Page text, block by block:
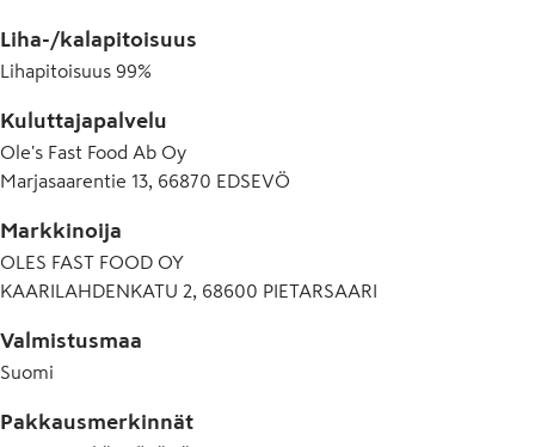
Liha-/kalapitoisuus
Lihapitoisuus 99%
Kuluttajapalvelu
Ole's Fast Food Ab Oy
Marjasaarentie 13, 66870 EDSEVÖ
Markkinoija
OLES FAST FOOD OY
KAARILAHDENKATU 2, 68600 PIETARSAARI
Valmistusmaa
Suomi
Pakkausmerkinnät